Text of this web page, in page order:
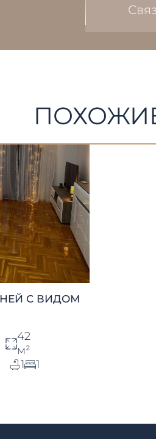
С ВИДОМ
42
м²
1
1